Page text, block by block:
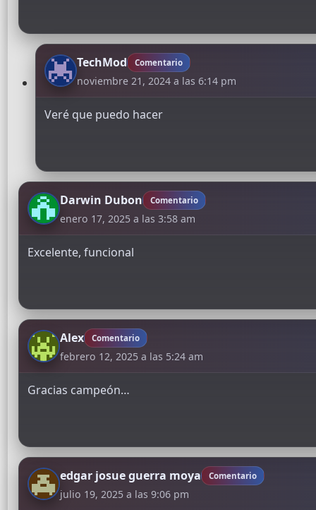
TechMod Comentario
noviembre 21, 2024 a las 6:14 pm
Veré que puedo hacer
Darwin Dubon Comentario
enero 17, 2025 a las 3:58 am
Excelente, funcional
Alex Comentario
febrero 12, 2025 a las 5:24 am
Gracias campeón…
edgar josue guerra moya Comentario
julio 19, 2025 a las 9:06 pm